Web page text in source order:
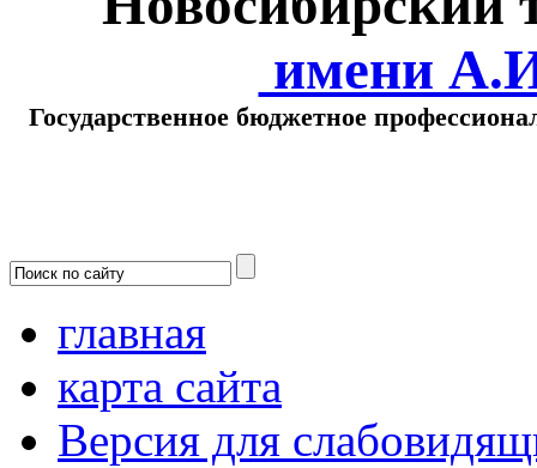
имени
Государственное бюджетное
главная
карта сайта
Версия для